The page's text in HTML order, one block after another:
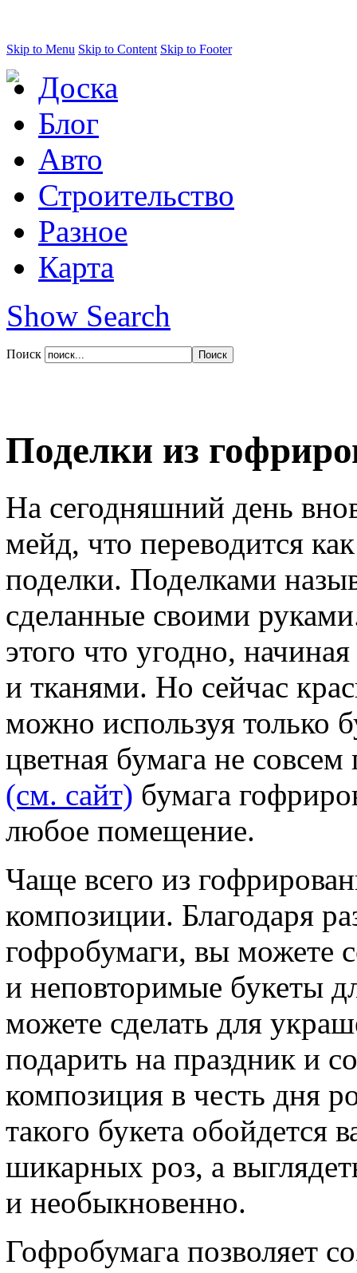
Skip to Menu Skip to Content Skip to Footer
Доска
Блог
Авто
Строительство
Разное
Карта
Show Search
Поиск
Поделки из
На сегодняшний день
мейд, что переводится
поделки. Поделками
сделанные своими
этого что угодно,
и тканями. Но сейчас
можно используя только
цветная бумага не
(см. сайт) бумага
любое помещение.
Чаще всего из
композиции. Благодаря
гофробумаги, вы можете
и неповторимые букеты
можете сделать для
подарить на праздник и
композиция в честь дня
такого букета обойдется
шикарных роз, а
и необыкновенно.
Гофробумага позволяет